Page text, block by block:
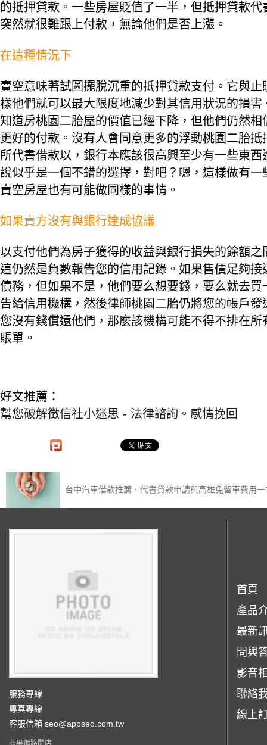
的抵押貸款。一些房屋貶值了一半，但抵押貸款
突然就很難跟上付款，無論他們是否上漲。
在這種情況下
賣空意味著試圖擺脫沉重的抵押貸款支付。它與
樣他們就可以最大限度地減少對其信用狀況的損
知道房桃園二胎屋的價值已經下降，但他們仍然
更好的付款。沒有人會同意更多的浮動桃園二胎
所代書借款以，銀行本應該很高興至少有一些東
說似乎是一個不錯的選擇，對吧？嗯，這樣做有
賣空房屋也有可能做同樣的事情。
如果賣方沒有與銀行達成協議
以支付他們為房子獲得的收益與銀行損失的餘額
這仍然是負數報告您的信用記錄。如果售價足夠
債務，但如果不是，他們要么想要錢，要么就去
告給信用機構，然後律師桃園二胎仍將您的帳戶
您沒有錢償還他們，那麼該機構可能不得不排在
賬單。
好文推薦：
幫您破解徵信社小迷思 - 法律諮詢。感情挽回
台中汽車借款推薦．代書貸款申請與高雄免留車費用
服務專線
專真專線
客服信箱 seo@appseo.com.tw
蘋果網路開店
首頁
產品
最新
問與
影音
聯絡
線上